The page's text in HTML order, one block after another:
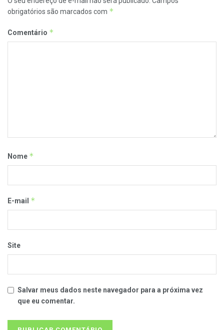
obrigatórios são marcados com *
Comentário *
Nome *
E-mail *
Site
Salvar meus dados neste navegador para a próxima vez
que eu comentar.